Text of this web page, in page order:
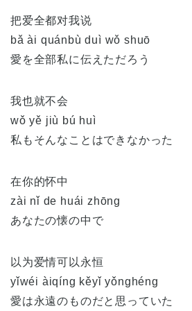
把爱全都对我说
bǎ ài quánbù duì wǒ shuō
愛を全部私に伝えただろう
我也就不会
wǒ yě jiù bú huì
私もそんなことはできなかった
在你的怀中
zài nǐ de huái zhōng
あなたの懐の中で
以为爱情可以永恒
yǐwéi àiqíng kěyǐ yǒnghéng
愛は永遠のものだと思っていた